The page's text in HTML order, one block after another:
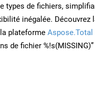
types de fichiers,
inégalée. Découvrez
plateforme Aspose.Total
de fichier %!s(MISSING)”